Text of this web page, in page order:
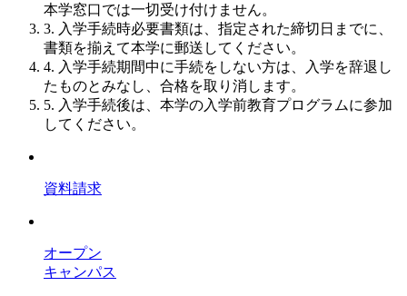
本学窓口では一切受け付けません。
3. 入学手続時必要書類は、指定された締切日までに、
書類を揃えて本学に郵送してください。
4. 入学手続期間中に手続をしない方は、入学を辞退し
たものとみなし、合格を取り消します。
5. 入学手続後は、本学の入学前教育プログラムに参加
してください。
資料請求
オープン
キャンパス